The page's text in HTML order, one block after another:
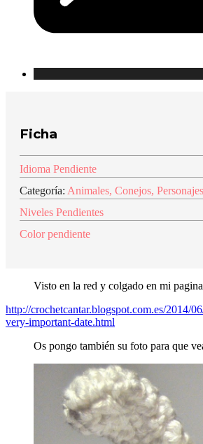
Ficha
Idioma Pendiente
Categoría: Animales, Conejos,
Niveles Pendientes
Color pendiente
Visto en la red y colgado en mi
http://crochetcantar.blogspot.com.es/2014/
very-important-date.html
Os pongo también su foto para que